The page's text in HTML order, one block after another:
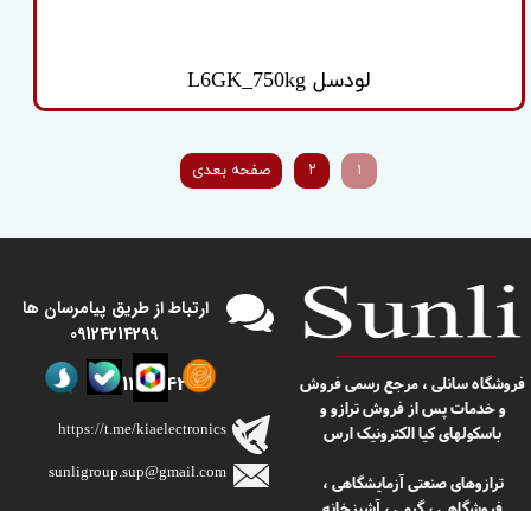
لودسل L6GK_750kg
۱ ۲ صفحه بعدی
​​فروشگاه سانلی ، مرجع رسمی فروش
و خدمات پس از فروش ترازو و
باسکولهای کیا الکترونیک ارس
ترازوهای صنعتی آزمایشگاهی ،
sunligroup.sup@gmail.com​​​​​​​
https://t.me/kiaelectronics
​​ارتباط از طریق پیامرسان ها
09124214299
09124214299